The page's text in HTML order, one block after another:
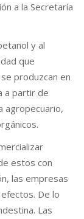
a la Secretaría
y al
que
produzcan en
a partir de
agropecuario,
estos con
las empresas
De lo
Las